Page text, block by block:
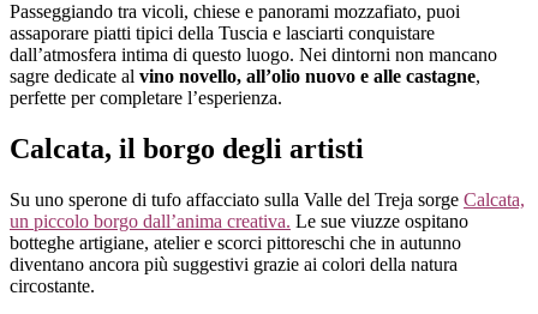
Passeggiando tra vicoli, chiese e panorami mozzafiato, puoi
assaporare piatti tipici della Tuscia e lasciarti conquistare
dall’atmosfera intima di questo luogo. Nei dintorni non mancano
sagre dedicate al vino novello, all’olio nuovo e alle castagne,
perfette per completare l’esperienza.
Calcata, il borgo degli artisti
Su uno sperone di tufo affacciato sulla Valle del Treja sorge Calcata,
un piccolo borgo dall’anima creativa. Le sue viuzze ospitano
botteghe artigiane, atelier e scorci pittoreschi che in autunno
diventano ancora più suggestivi grazie ai colori della natura
circostante.